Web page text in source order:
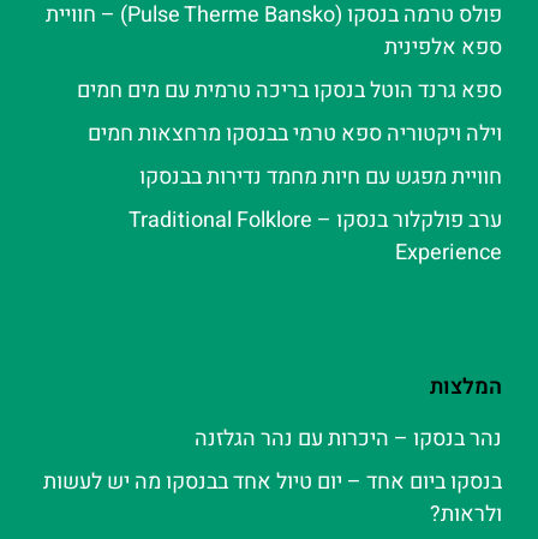
פולס טרמה בנסקו (Pulse Therme Bansko) – חוויית
ספא אלפינית
ספא גרנד הוטל בנסקו בריכה טרמית עם מים חמים
וילה ויקטוריה ספא טרמי בבנסקו מרחצאות חמים
חוויית מפגש עם חיות מחמד נדירות בבנסקו
ערב פולקלור בנסקו – Traditional Folklore
Experience
המלצות
נהר בנסקו – היכרות עם נהר הגלזנה
בנסקו ביום אחד – יום טיול אחד בבנסקו מה יש לעשות
ולראות?